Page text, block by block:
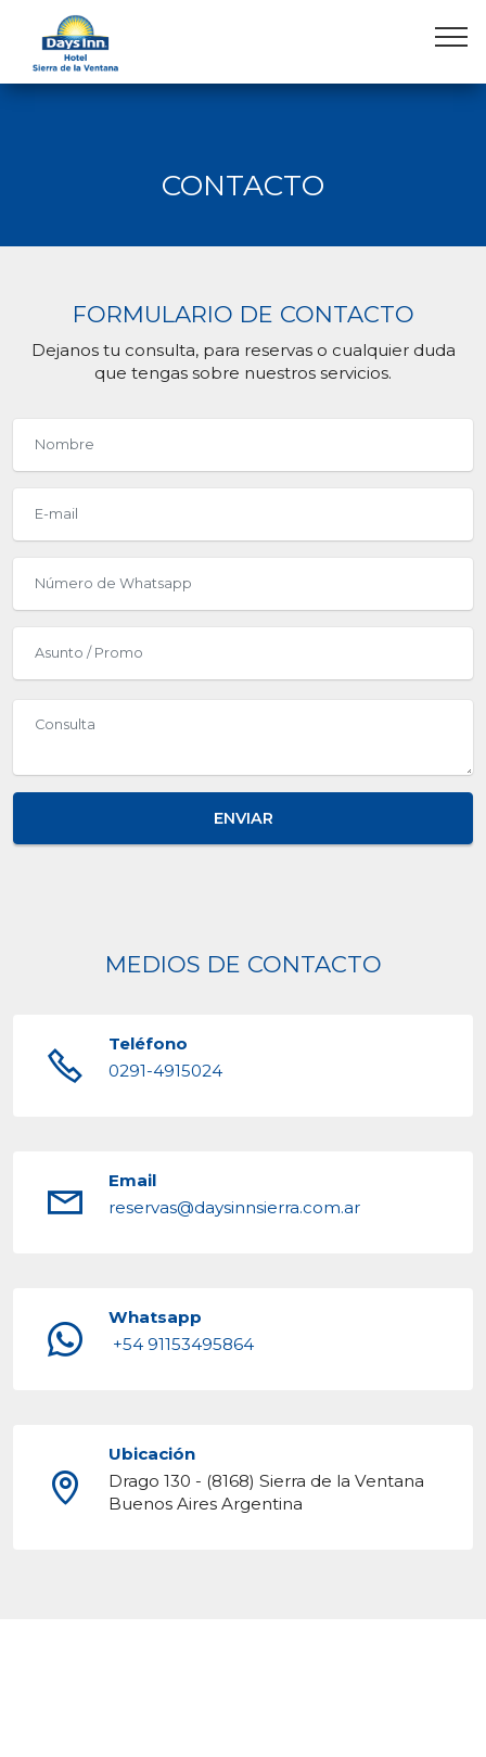
CONTACTO
FORMULARIO DE CONTACTO
Dejanos tu consulta, para reservas o cualquier duda
que tengas sobre nuestros servicios.
ENVIAR
MEDIOS DE CONTACTO
Teléfono
0291-4915024
Email
reservas@daysinnsierra.com.ar
Whatsapp
+54 91153495864
Ubicación
Drago 130 - (8168) Sierra de la Ventana
Buenos Aires Argentina